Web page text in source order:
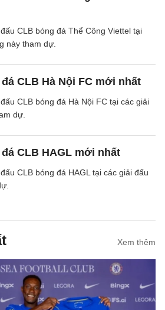
CLB bóng đá Thể Công Viettel tại
này tham dự.
CLB Hà Nội FC mới nhất
CLB bóng đá Hà Nội FC tại các giải
dự.
CLB HAGL mới nhất
CLB bóng đá HAGL tại các giải đấu
Xem thêm